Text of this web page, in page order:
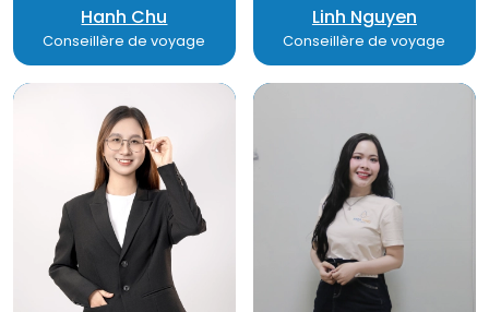
Hanh Chu
Conseillère de voyage
Linh Nguyen
Conseillère de voyage